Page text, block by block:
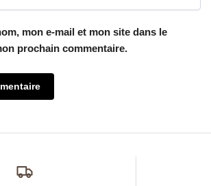
mon e-mail et mon site dans le
prochain commentaire.